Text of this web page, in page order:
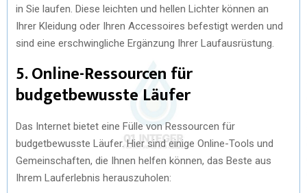
in Sie laufen. Diese leichten und hellen Lichter können an
Ihrer Kleidung oder Ihren Accessoires befestigt werden und
sind eine erschwingliche Ergänzung Ihrer Laufausrüstung.
5. Online-Ressourcen für
budgetbewusste Läufer
Das Internet bietet eine Fülle von Ressourcen für
budgetbewusste Läufer. Hier sind einige Online-Tools und
Gemeinschaften, die Ihnen helfen können, das Beste aus
Ihrem Lauferlebnis herauszuholen: